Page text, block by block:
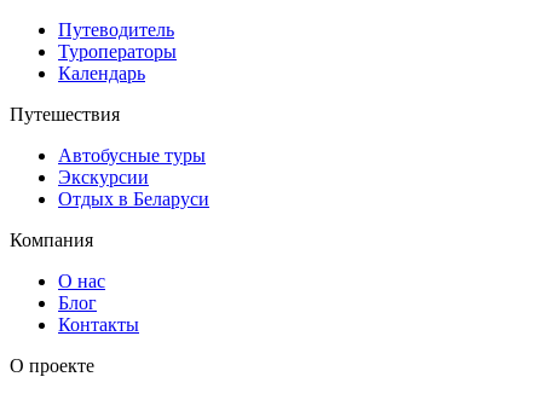
Путеводитель
Туроператоры
Календарь
Путешествия
Автобусные туры
Экскурсии
Отдых в Беларуси
Компания
О нас
Блог
Контакты
О проекте